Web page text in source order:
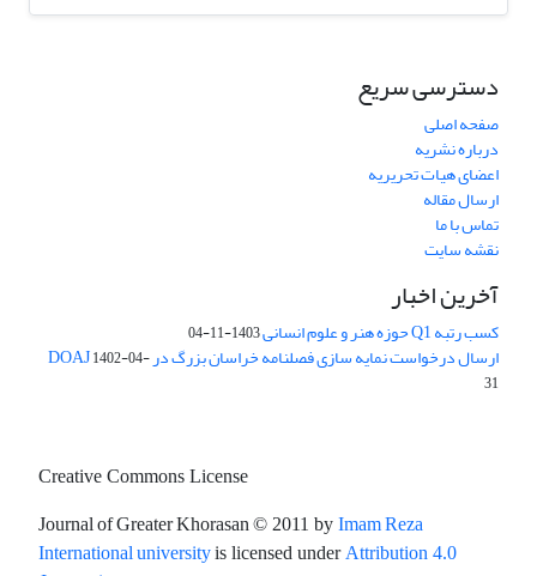
دسترسی سریع
صفحه اصلی
درباره نشریه
اعضای هیات تحریریه
ارسال مقاله
تماس با ما
نقشه سایت
آخرین اخبار
کسب رتبه Q1 حوزه هنر و علوم انسانی 1403-11-04
ارسال درخواست نمایه سازی فصلنامه خراسان بزرگ در DOAJ1402-04-
31
Creative Commons License
Journal of Greater Khorasan© 2011 by Imam Reza
International universityis licensed under Attribution 4.0